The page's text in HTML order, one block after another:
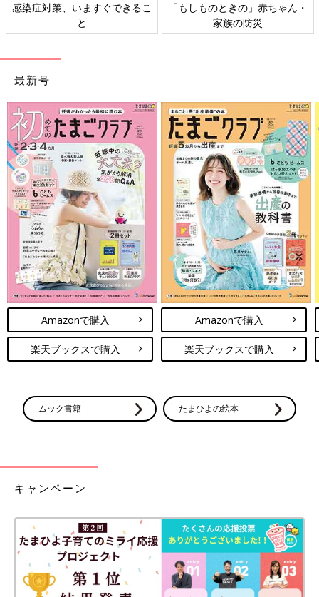
ん・
日本外来小児科学会リーフレッ
六星占術 細木かおりさん
相談
最新号
Amazonで購入
楽天ブックスで購入
Amazonで購入
楽天ブックスで購入
ムック書籍 たまひよの絵本
キャンペーン